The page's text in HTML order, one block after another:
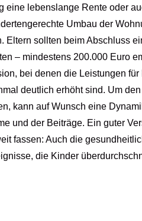
eine lebenslange Rente oder
Umbau der
Eltern sollten beim Abschluss
– mindestens 200.000 Euro
bei denen die Leistungen
deutlich erhöht sind. Um
kann auf Wunsch eine
und der Beiträge. Ein guter
fassen: Auch die
die Kinder